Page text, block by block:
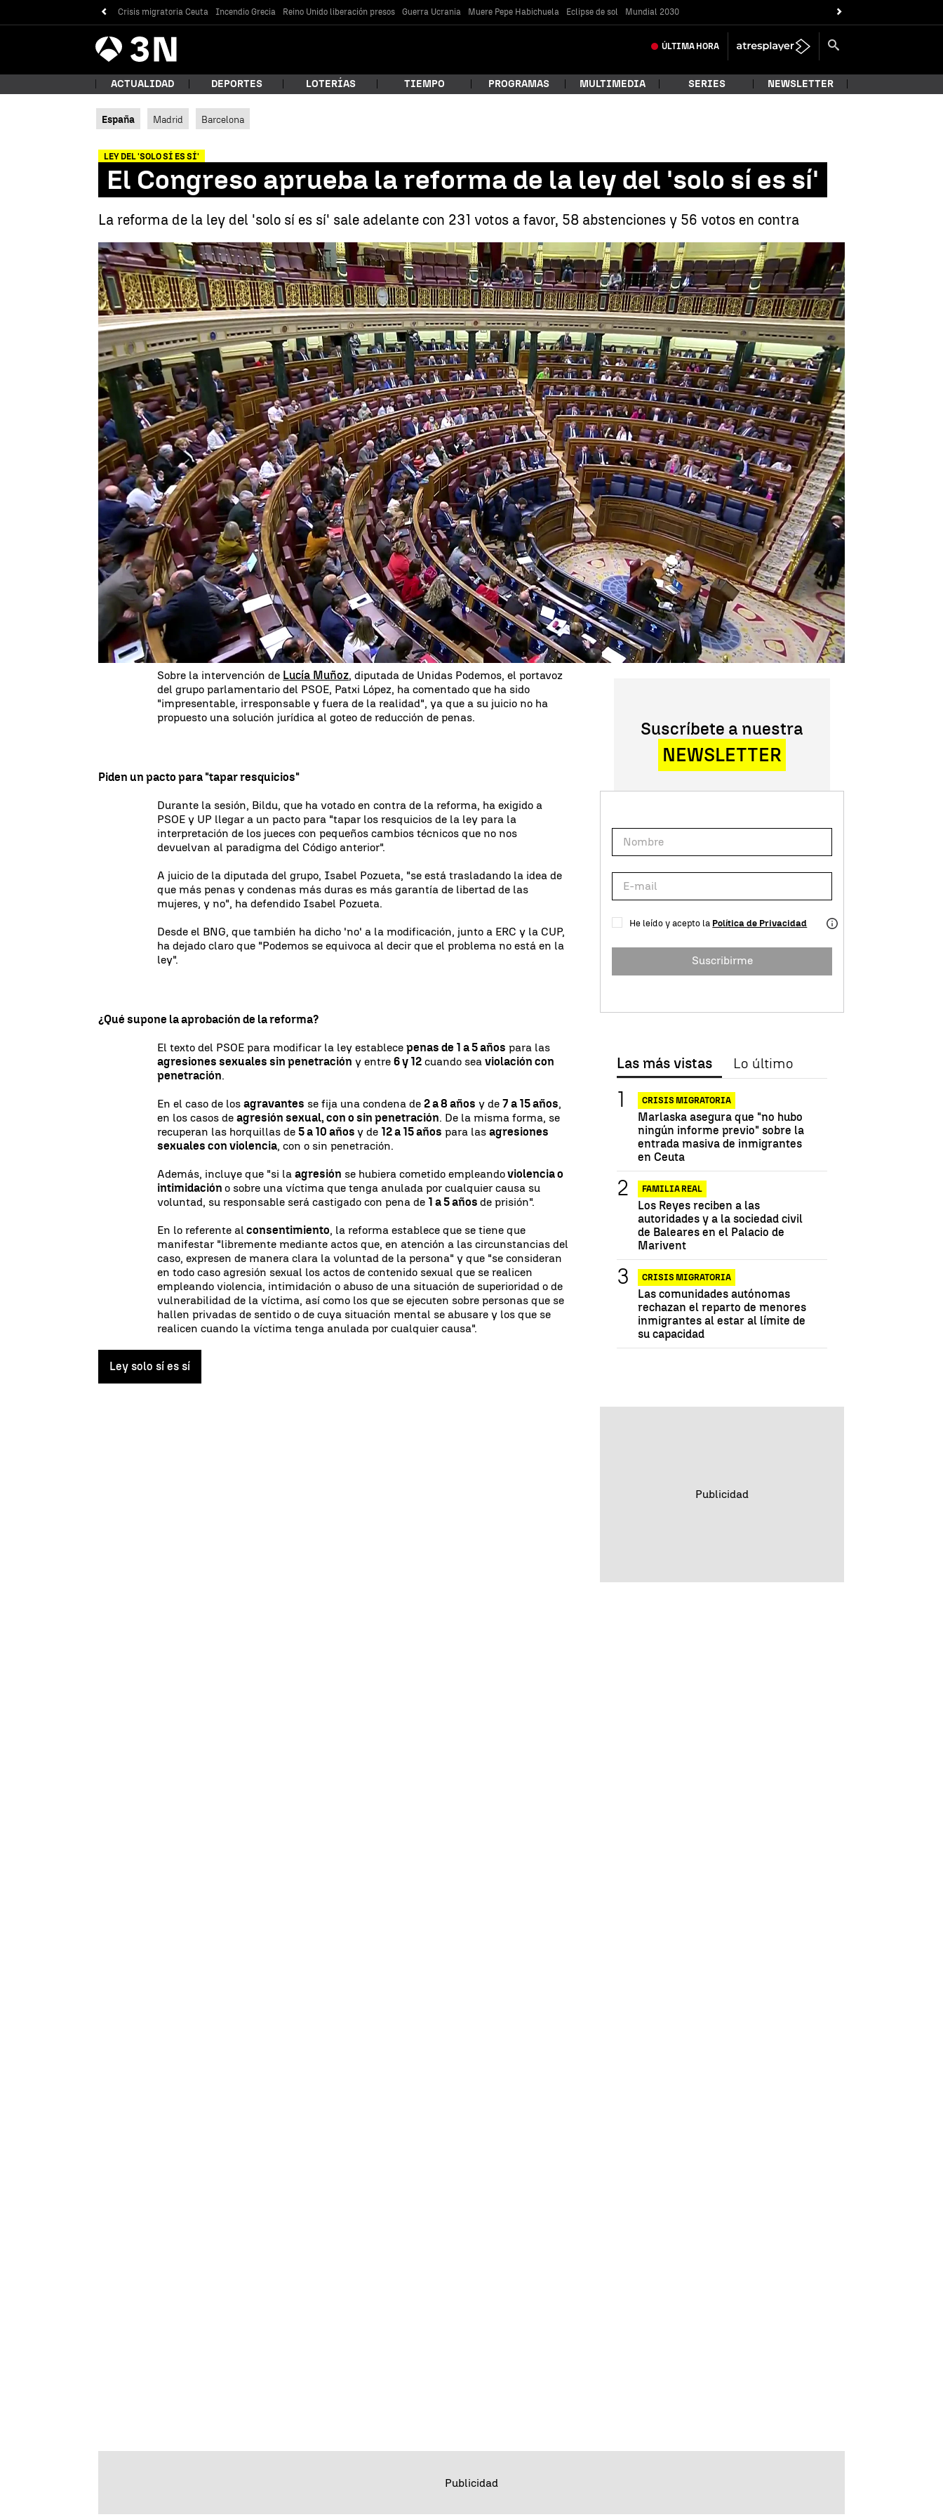
Crisis migratoria Ceuta Incendio Grecia Reino Unido liberación presos Guerra Ucrania Muere Pepe Habichuela Eclipse de sol Mundial 2030
Antena
3 Noticias ÚLTIMA HORA
¿Qué estás buscando?
Buscar
ACTUALIDAD DEPORTES LOTERÍAS TIEMPO PROGRAMAS MULTIMEDIA SERIES NEWSLETTER
España Madrid Barcelona
LEY DEL 'SOLO SÍ ES SÍ'
El Congreso aprueba la reforma de la ley del 'solo sí es sí'
La reforma de la ley del 'solo sí es sí' sale adelante con 231 votos a favor, 58 abstenciones y 56 votos en contra
El Congreso aprueba la reforma de la ley del 'solo sí es sí' |Antena 3 Noticias
Rosa María Salcedo
Publicado:07 de marzo de 2023, 21:19 WhatsappFacebook
X Linkedin
El Congreso ha dado luz verde este martes a la reforma presentada por el PSOE
para la ley del 'solo sí es sí'. Los socios de coalición han votado divididos.
Por un lado, el ala morada del Gobierno ha insistido en que la modificación de la
norma es una vuelta al "Código Penal de la Manada". Por otro, el PSOE, que ha
recibido el apoyo de PP, Ciudadanos, PNV, PDeCAT, Coalición Canaria, PRC y Foro
Asturias, ha considerado que la corrección de la ley es una respuesta a lo que
solicitan las víctimas tras larebaja de condenasy excarcelaciones que se han
producido desde que el 'solo sí es sí' entro en vigor.
Sobre la intervención de Lucía Muñoz, diputada de Unidas Podemos, el portavoz
del grupo parlamentario del PSOE, Patxi López, ha comentado que ha sido
"impresentable, irresponsable y fuera de la realidad", ya que a su juicio no ha
propuesto una solución jurídica al goteo de reducción de penas.
Piden un pacto para "tapar resquicios"
Durante la sesión, Bildu, que ha votado en contra de la reforma, ha exigido a
PSOE y UP llegar a un pacto para "tapar los resquicios de la ley para la
interpretación de los jueces con pequeños cambios técnicos que no nos
devuelvan al paradigma del Código anterior".
A juicio de la diputada del grupo, Isabel Pozueta, "se está trasladando la idea de
que más penas y condenas más duras es más garantía de libertad de las
mujeres, y no", ha defendido Isabel Pozueta.
Desde el BNG, que también ha dicho 'no' a la modificación, junto a ERC y la CUP,
ha dejado claro que "Podemos se equivoca al decir que el problema no está en la
ley".
¿Qué supone la aprobación de la reforma?
El texto del PSOE para modificar la ley establecepenas de 1 a 5 años para las
agresiones sexuales sin penetración y entre6 y 12 cuando seaviolación con
penetración.
En el caso de losagravantes se fija una condena de2 a 8 años y de7 a 15 años,
en los casos deagresión sexual, con o sin penetración. De la misma forma, se
recuperan las horquillas de5 a 10 añosy de 12 a 15 años para lasagresiones
sexuales con violencia, con o sin penetración.
Además, incluye que "si laagresión se hubiera cometido empleandoviolencia o
intimidacióno sobre una víctima que tenga anulada por cualquier causa su
voluntad, su responsable será castigado con pena de 1 a 5 añosde prisión".
En lo referente al consentimiento, la reforma establece que se tiene que
manifestar "libremente mediante actos que, en atención a las circunstancias del
caso, expresen de manera clara la voluntad de la persona" y que "se consideran
en todo caso agresión sexual los actos de contenido sexual que se realicen
empleando violencia, intimidación o abuso de una situación de superioridad o de
vulnerabilidad de la víctima, así como los que se ejecuten sobre personas que se
hallen privadas de sentido o de cuya situación mental se abusare y los que se
realicen cuando la víctima tenga anulada por cualquier causa".
Ley solo sí es sí
Suscríbete a nuestra
NEWSLETTER
He leído y acepto la Política de Privacidad
Suscribirme
Las más vistas Lo último
CRISIS MIGRATORIA
Marlaska asegura que "no hubo
ningún informe previo" sobre la
entrada masiva de inmigrantes
en Ceuta
FAMILIA REAL
Los Reyes reciben a las
autoridades y a la sociedad civil
de Baleares en el Palacio de
Marivent
CRISIS MIGRATORIA
Las comunidades autónomas
rechazan el reparto de menores
inmigrantes al estar al límite de
su capacidad